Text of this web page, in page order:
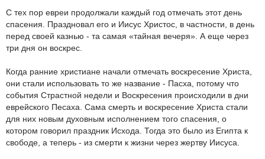
С тех пор евреи продолжали каждый год отмечать этот день
спасения. Праздновал его и Иисус Христос, в частности, в день
перед своей казнью - та самая «тайная вечеря». А еще через
три дня он воскрес.
Когда ранние христиане начали отмечать воскресение Христа,
они стали использовать то же название - Пасха, потому что
события Страстной недели и Воскресения происходили в дни
еврейского Песаха. Сама смерть и воскресение Христа стали
для них новым духовным исполнением того спасения, о
котором говорил праздник Исхода. Тогда это было из Египта к
свободе, а теперь - из смерти к жизни через жертву Иисуса.